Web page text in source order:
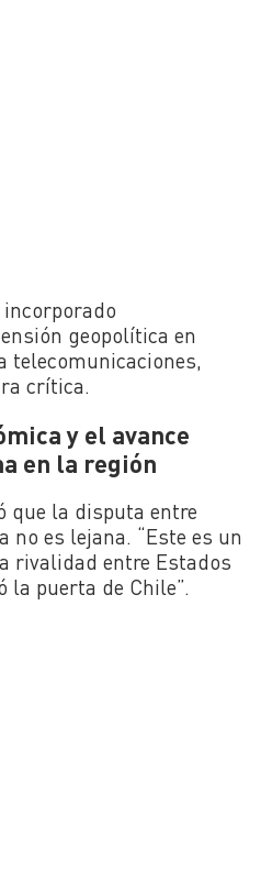
geopolítica en
telecomunicaciones,
crítica.
y el avance
en la región
que la disputa entre
no es lejana. “Este es un
rivalidad entre Estados
la puerta de Chile”.